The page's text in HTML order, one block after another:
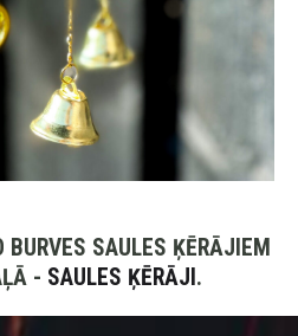
BURVES SAULES ĶĒRĀJIEM
- SAULES ĶĒRĀJI .